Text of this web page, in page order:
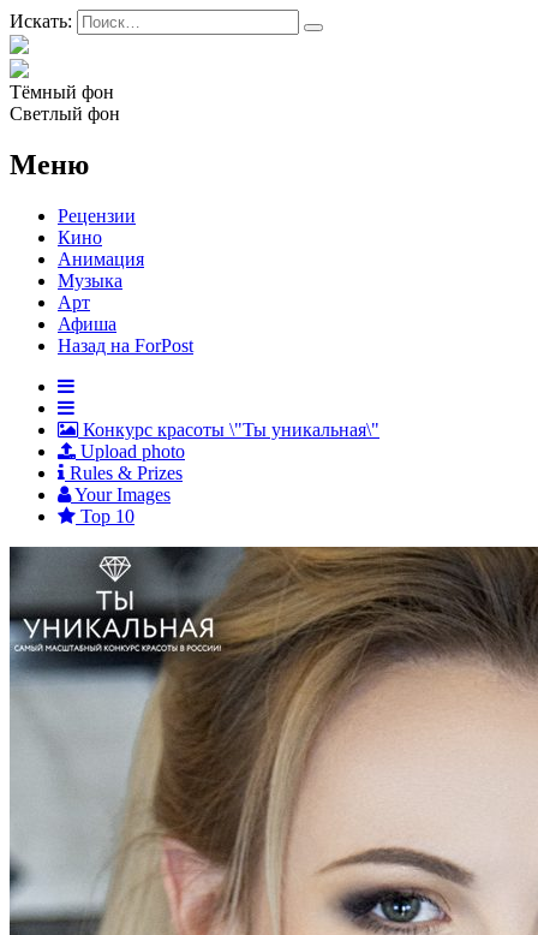
Искать:
Тёмный фон
Светлый фон
Меню
Рецензии
Кино
Анимация
Музыка
Арт
Афиша
Назад на ForPost
Конкурс красоты \"Ты уникальная\"
Upload photo
Rules & Prizes
Your Images
Top 10